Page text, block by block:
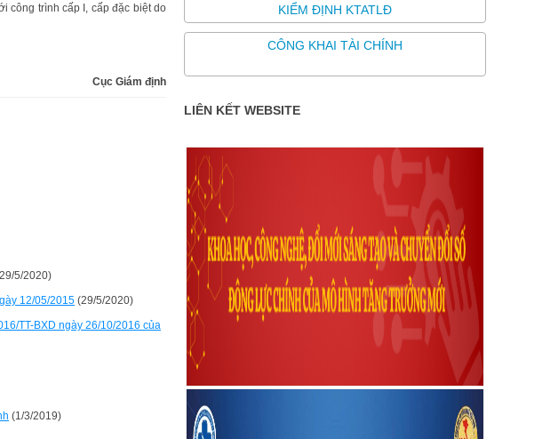
công trình cấp I, cấp đặc biệt do
Cục Giám định
5/2020)
12/05/2015 (29/5/2020)
TT-BXD ngày 26/10/2016 của
(1/3/2019)
KIỂM ĐỊNH KTATLĐ
CÔNG KHAI TÀI CHÍNH
LIÊN KẾT WEBSITE